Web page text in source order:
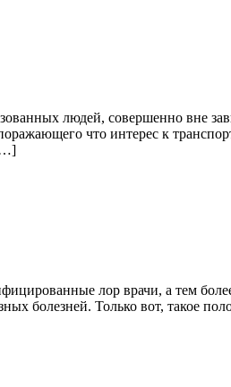
людей, совершенно вне
что интерес к
лор врачи, а тем
болезней. Только вот, такое